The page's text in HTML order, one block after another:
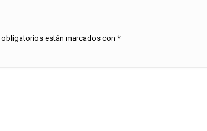
están marcados con *